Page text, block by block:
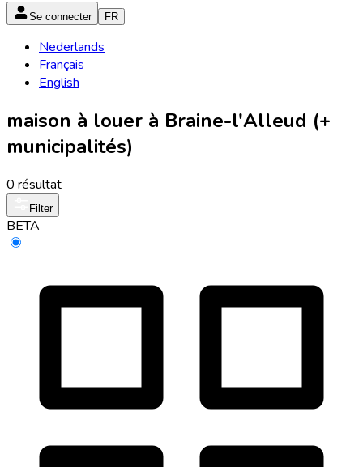
Se connecter FR
Nederlands
Français
English
maison à louer à Braine-l'Alleud (+
municipalités)
0 résultat
Filter
BETA